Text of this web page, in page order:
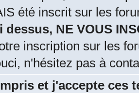
été inscrit sur les
NE VOUS
inscription sur les
n'hésitez pas à
et j'accepte ces